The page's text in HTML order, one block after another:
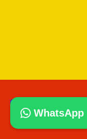
Copyright © 2026
paving
WhatsApp